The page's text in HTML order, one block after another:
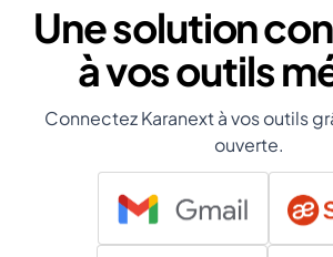
Une solution
à vos outils
Connectez Karanext à vos outils
ouverte.